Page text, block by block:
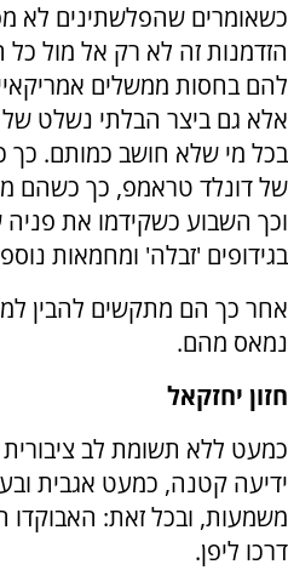
כשאומרים שהפלשתינים לא
הזדמנות זה לא רק אל מול
להם בחסות ממשלים
בכל מי שלא חושב כמותם. כך
של דונלד טראמפ, כך כשהם
וכך השבוע כשקידמו את
בגידופים 'זבלה' ומחמאות
אחר כך הם מתקשים להבין
נמאס מהם.
חזון יחזקאל
כמעט ללא תשומת לב
ידיעה קטנה, כמעט אגבית
משמעות, ובכל זאת:
דרכו ליפן.